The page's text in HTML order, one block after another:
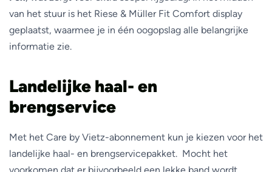
van het stuur is het Riese & Müller Fit Comfort display
geplaatst, waarmee je in één oogopslag alle belangrijke
informatie zie.
Landelijke haal- en
brengservice
Met het Care by Vietz-abonnement kun je kiezen voor het
landelijke haal- en brengservicepakket. Mocht het